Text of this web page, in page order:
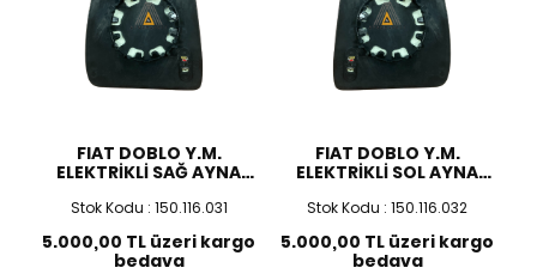
FIAT DOBLO Y.M.
ELEKTRİKLİ SAĞ AYNA
Stok Kodu : 150.116.031
5.000,00 TL üzeri kargo
bedava
FIAT DOBLO Y.M.
ELEKTRİKLİ SOL AYNA
Stok Kodu : 150.116.032
5.000,00 TL üzeri kargo
bedava